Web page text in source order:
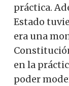
práctica.
Estado
era una
en la
poder